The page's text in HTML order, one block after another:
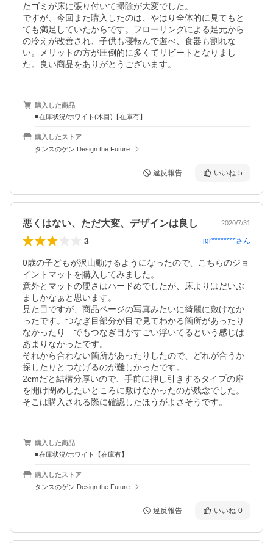
たゴミが床に張り付いて掃除が大変でした。
ですが、今回また購入したのは、やはり全体的に見てもと
ても満足していたからです。フローリングによる足元から
の冷えが改善され、子供も寝転んで遊べ、食器も割れな
い。メリットの方が圧倒的に多くてリビートとなりまし
た。良い商品をありがとうございます。
購入した商品
■在庫状況/ホワイト(木目)【在庫有】
購入したストア
タンスのゲン Design the Future
違反報告 いいね 5
悪くはない、ただ大変、デザインは良し 2020/7/31
3 jgr********さん
0歳の子どもが沢山動けるようになったので、こちらのジョ
イントマットを購入してみました。
意外とマットの硬さはハードめでしたが、床よりはだいぶ
ましかなぁと思います。
見た目ですが、商品ページの写真みたいに綺麗に敷けなか
ったです。つなぎ目部分が目で見てわかる箇所があったり
なかったり…でもつなぎ目がすごい浮いてるという感じは
あまりなかったです。
それから合わない箇所があったりしたので、どれが合うか
探したりとつなげるのが難しかったです。
2cmだと結構分厚いので、手前に押し引きするタイプの扉
を開け閉めしたいところに敷けなかったのが残念でした。
そこは購入される際に確認したほうがよさそうです。
購入した商品
■在庫状況/ホワイト【在庫有】
購入したストア
タンスのゲン Design the Future
違反報告 いいね 0